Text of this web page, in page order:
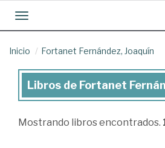
Toggle navigation
Inicio Fortanet Fernández, Joaquín
Libros
Fortanet
Libros de Fortanet
Mostrando libros encontrados.